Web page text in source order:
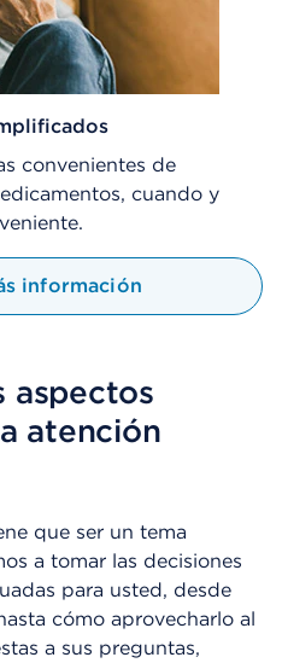
convenientes de
cuando y
información
aspectos
atención
que ser un tema
a tomar las decisiones
para usted, desde
cómo aprovecharlo al
a sus preguntas,